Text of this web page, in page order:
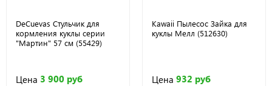
DeCuevas Стульчик для
кормления куклы серии
"Мартин" 57 см (55429)
Цена 3 900 руб
Kawaii Пылесос Зайка для
куклы Мелл (512630)
Цена 932 руб